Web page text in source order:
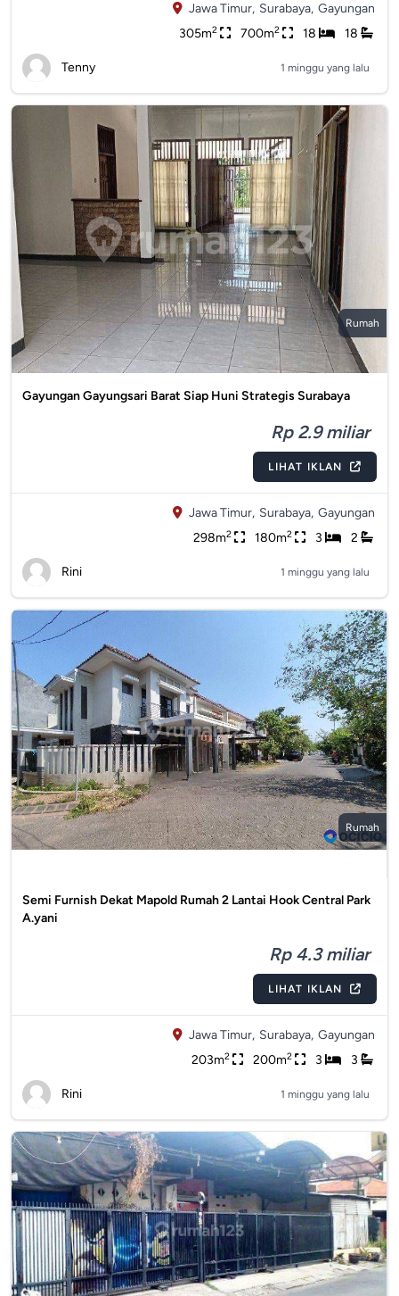
Jawa Timur, Surabaya, Gayungan
305m2 700m2 18 18
Tenny 1 minggu yang lalu
Rumah
Gayungan Gayungsari Barat Siap Huni Strategis Surabaya
Rp 2.9 miliar
LIHAT IKLAN
Jawa Timur, Surabaya, Gayungan
298m2 180m2 3 2
Rini 1 minggu yang lalu
Rumah
Semi Furnish Dekat Mapold Rumah 2 Lantai Hook Central Park
A.yani
Rp 4.3 miliar
LIHAT IKLAN
Jawa Timur, Surabaya, Gayungan
203m2 200m2 3 3
Rini 1 minggu yang lalu